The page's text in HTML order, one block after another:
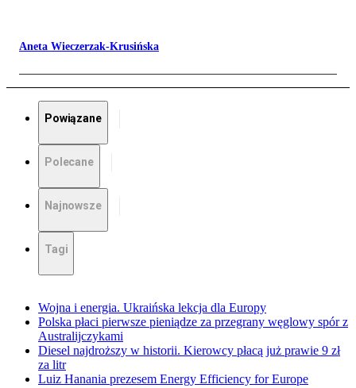
Aneta Wieczerzak-Krusińska
Powiązane
Polecane
Najnowsze
Tagi
Wojna i energia. Ukraińska lekcja dla Europy
Polska płaci pierwsze pieniądze za przegrany węglowy spór z
Australijczykami
Diesel najdroższy w historii. Kierowcy płacą już prawie 9 zł
za litr
Luiz Hanania prezesem Energy Efficiency for Europe